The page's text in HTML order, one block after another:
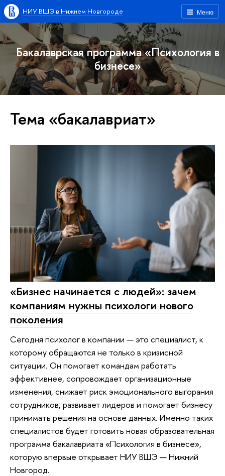
Меню
НИУ ВШЭ в Нижнем Новгороде
Бакалаврская программа «Психология в
бизнесе»
Тема «бакалавриат»
«Бизнес начинается с людей»: зачем
компаниям нужны психологи нового
поколения
Сегодня психолог в компании — это специалист, к
которому обращаются не только в кризисной
ситуации. Он помогает командам работать
эффективнее, сопровождает организационные
изменения, снижает риск эмоционального выгорания
сотрудников, развивает лидеров и помогает бизнесу
принимать решения на основе данных. Именно таких
специалистов будет готовить новая образовательная
программа бакалавриата «Психология в бизнесе»,
которую впервые открывает НИУ ВШЭ — Нижний
Новгород.